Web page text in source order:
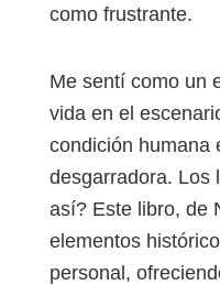
como frustrante.
Me sentí como un
vida en el
condición humana
desgarradora. Los
así? Este libro, de
elementos
personal,